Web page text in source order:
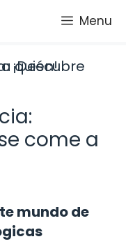
Menu
come a
mundo de